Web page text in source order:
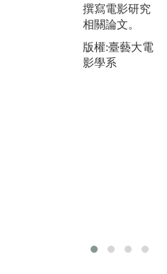
撰寫電影研究
相關論文。
版權:臺藝大電
影學系